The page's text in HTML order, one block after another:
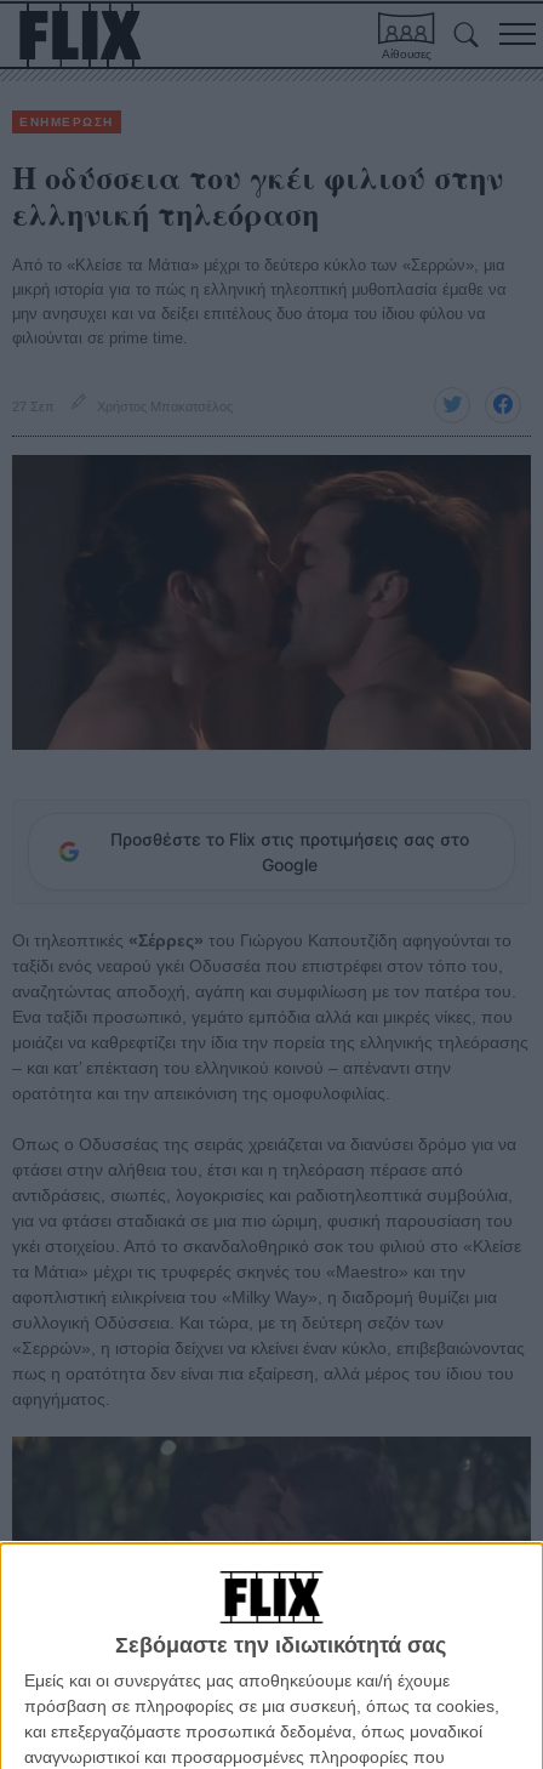
Σεβόμαστε την ιδιωτικότητά σας
Εμείς και οι συνεργάτες μας αποθηκεύουμε και/ή έχουμε
πρόσβαση σε πληροφορίες σε μια συσκευή, όπως τα cookies,
και επεξεργαζόμαστε προσωπικά δεδομένα, όπως μοναδικοί
αναγνωριστικοί και προσαρμοσμένες πληροφορίες που
Αίθουσες
ΕΝΗΜΕΡΩΣΗ
Η οδύσσεια του γκέι φιλιού στην
ελληνική τηλεόραση
Από το «Κλείσε τα Μάτια» μέχρι το δεύτερο κύκλο των «Σερρών», μια
μικρή ιστορία για το πώς η ελληνική τηλεοπτική μυθοπλασία έμαθε να
μην ανησυχει και να δείξει επιτέλους δυο άτομα του ίδιου φύλου να
φιλιούνται σε prime time.
27 Σεπ Χρήστος Μπακατσέλος
Προσθέστε το Flix στις προτιμήσεις σας στο
Google
Οι τηλεοπτικές «Σέρρες» του Γιώργου Καπουτζίδη αφηγούνται το
ταξίδι ενός νεαρού γκέι Οδυσσέα που επιστρέφει στον τόπο του,
αναζητώντας αποδοχή, αγάπη και συμφιλίωση με τον πατέρα του.
Ενα ταξίδι προσωπικό, γεμάτο εμπόδια αλλά και μικρές νίκες, που
μοιάζει να καθρεφτίζει την ίδια την πορεία της ελληνικής τηλεόρασης
– και κατ’ επέκταση του ελληνικού κοινού – απέναντι στην
ορατότητα και την απεικόνιση της ομοφυλοφιλίας.
Οπως ο Οδυσσέας της σειράς χρειάζεται να διανύσει δρόμο για να
φτάσει στην αλήθεια του, έτσι και η τηλεόραση πέρασε από
αντιδράσεις, σιωπές, λογοκρισίες και ραδιοτηλεοπτικά συμβούλια,
για να φτάσει σταδιακά σε μια πιο ώριμη, φυσική παρουσίαση του
γκέι στοιχείου. Από το σκανδαλοθηρικό σοκ του φιλιού στο «Κλείσε
τα Μάτια» μέχρι τις τρυφερές σκηνές του «Maestro» και την
αφοπλιστική ειλικρίνεια του «Milky Way», η διαδρομή θυμίζει μια
συλλογική Οδύσσεια. Και τώρα, με τη δεύτερη σεζόν των
«Σερρών», η ιστορία δείχνει να κλείνει έναν κύκλο, επιβεβαιώνοντας
πως η ορατότητα δεν είναι πια εξαίρεση, αλλά μέρος του ίδιου του
αφηγήματος.
«Σέρρες» 1ος Κύκλος